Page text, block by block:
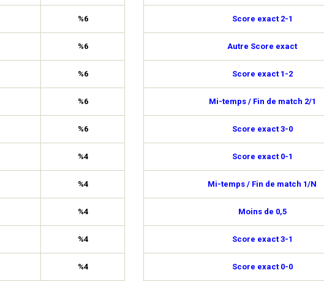
%6
%6
%6
%6
%6
%4
%4
%4
%4
%4
Score exact 2-1
Autre Score exact
Score exact 1-2
Mi-temps / Fin de match 2/1
Score exact 3-0
Score exact 0-1
Mi-temps / Fin de match 1/N
Moins de 0,5
Score exact 3-1
Score exact 0-0